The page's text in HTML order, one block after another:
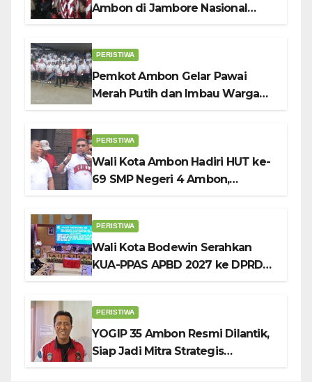
Ambon di Jambore Nasional
PERISTIWA
Pemkot Ambon Gelar Pawai
Merah Putih dan Imbau Warga
PERISTIWA
Wali Kota Ambon Hadiri HUT ke-
69 SMP Negeri 4 Ambon,
PERISTIWA
Wali Kota Bodewin Serahkan
KUA-PPAS APBD 2027 ke DPRD
PERISTIWA
YOGIP 35 Ambon Resmi Dilantik,
Siap Jadi Mitra Strategis